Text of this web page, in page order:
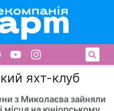
яхт-клуб
з Миколаєва зайняли